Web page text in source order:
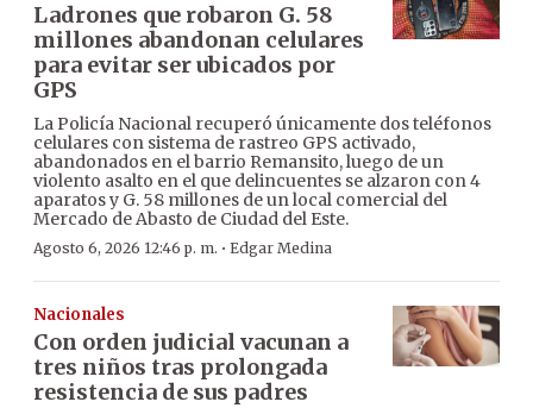
Ladrones que robaron G. 58
millones abandonan celulares
para evitar ser ubicados por
GPS
La Policía Nacional recuperó únicamente dos teléfonos
celulares con sistema de rastreo GPS activado,
abandonados en el barrio Remansito, luego de un
violento asalto en el que delincuentes se alzaron con 4
aparatos y G. 58 millones de un local comercial del
Mercado de Abasto de Ciudad del Este.
Agosto 6, 2026 12:46 p. m. · Edgar Medina
Nacionales
Con orden judicial vacunan a
tres niños tras prolongada
resistencia de sus padres